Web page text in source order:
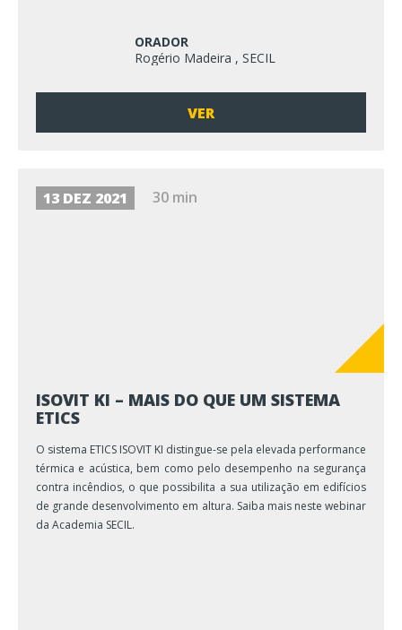
ORADOR
Rogério Madeira , SECIL
VER
13 DEZ 2021 30 min
ISOVIT KI – MAIS DO QUE UM SISTEMA
ETICS
O sistema ETICS ISOVIT KI distingue-se pela elevada performance
térmica e acústica, bem como pelo desempenho na segurança
contra incêndios, o que possibilita a sua utilização em edifícios
de grande desenvolvimento em altura. Saiba mais neste webinar
da Academia SECIL.